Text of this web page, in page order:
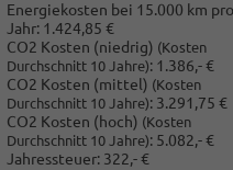
Energiekosten bei 15.000 km pro
Jahr: 1.424,85 €
CO2 Kosten (niedrig) (Kosten
Durchschnitt 10 Jahre): 1.386,- €
CO2 Kosten (mittel) (Kosten
Durchschnitt 10 Jahre): 3.291,75 €
CO2 Kosten (hoch) (Kosten
Durchschnitt 10 Jahre): 5.082,- €
Jahressteuer: 322,- €